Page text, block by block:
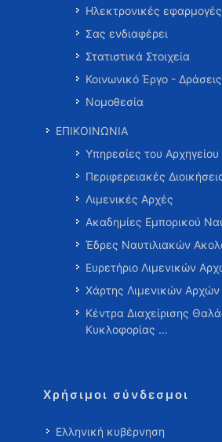
Ηλεκτρονικές εφαρμογές
Σας ενδιαφέρει
Στατιστικά Στοιχεία
Κοινωνικό Έργο - Δράσεις
Νομοθεσία
ΕΠΙΚΟΙΝΩΝΙΑ
Υπηρεσίες του
Περιφερειακές
Λιμενικές Αρχές
Ακαδημίες Εμπορικού
Έδρες Ναυτιλιακών
Ευρετήριο Λιμενικών
Χάρτης Λιμενικών Αρχών
Κέντρα Διαχείρισης
Κυκλοφορίας …
Χρήσιμοι σύνδεσμοι
Ελληνική κυβέρνηση